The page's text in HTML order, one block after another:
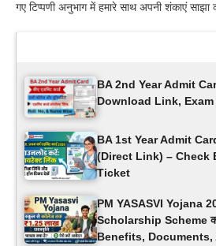
गए टिप्पणी अनुभाग में हमारे साथ अपनी शंकाएं साझा
BA 2nd Year Admit
Download Link,
BA 1st Year Admit
(Direct Link) – Check
Ticket
PM YASASVI Yojana
Scholarship Scheme
Benefits,